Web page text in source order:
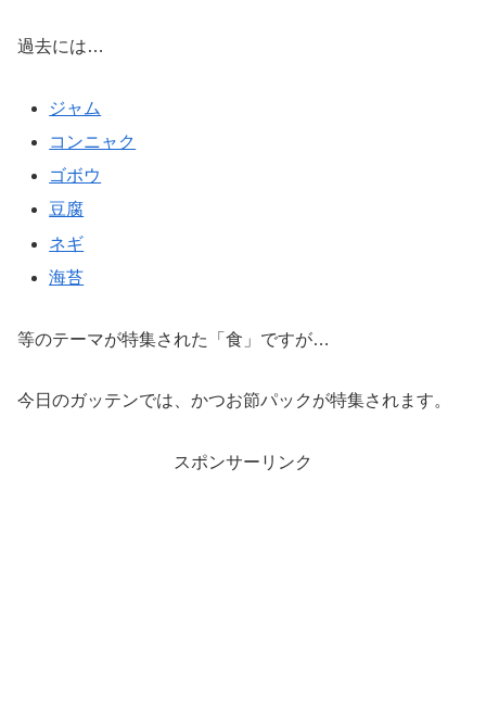
過去には…
ジャム
コンニャク
ゴボウ
豆腐
ネギ
海苔
等のテーマが特集された「食」ですが…
今日のガッテンでは、かつお節パックが特集されます。
スポンサーリンク